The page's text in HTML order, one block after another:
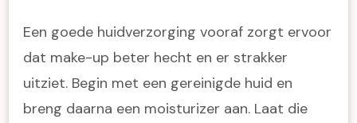
Een goede huidverzorging vooraf zorgt ervoor
dat make-up beter hecht en er strakker
uitziet. Begin met een gereinigde huid en
breng daarna een moisturizer aan. Laat die